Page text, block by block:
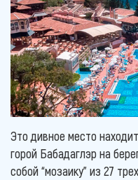
Это дивное место
горой Бабадаглэр на
собой “мозаику” из 27